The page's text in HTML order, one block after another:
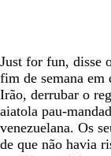
Just for fun, disse
fim de semana
Irão, derrubar o
aiatola pau-
venezuelana. Os
de que não havia